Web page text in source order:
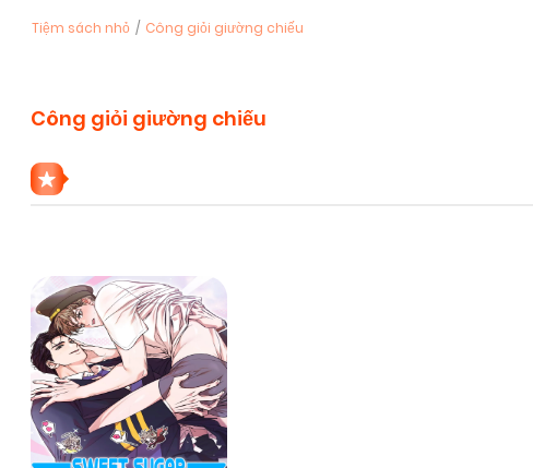
Tiệm sách nhỏ Công giỏi giường chiếu
Công giỏi giường chiếu